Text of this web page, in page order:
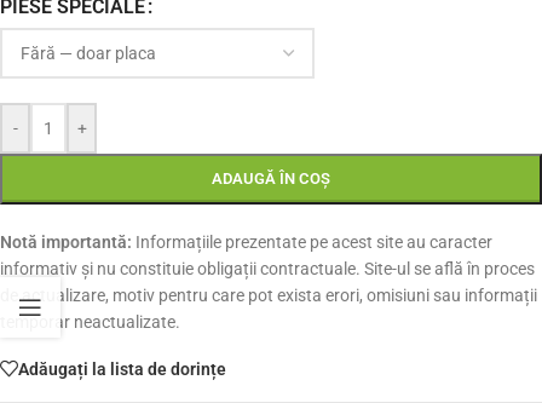
PIESE SPECIALE
- +
ADAUGĂ ÎN COȘ
Notă importantă: Informațiile prezentate pe acest site au caracter
informativ și nu constituie obligații contractuale. Site-ul se află în proces
de actualizare, motiv pentru care pot exista erori, omisiuni sau informații
temporar neactualizate.
Adăugați la lista de dorințe